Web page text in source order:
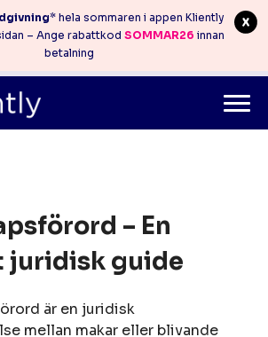
* hela sommaren i appen Kliently
– Ange rabattkod SOMMAR26 innan
betalning
220
– En
juridisk guide
är en juridisk
mellan makar eller blivande